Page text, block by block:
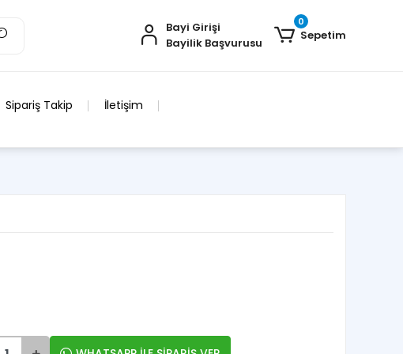
Bayi Girişi
Bayilik Başvurusu
0
Sepetim
Sipariş Takip İletişim